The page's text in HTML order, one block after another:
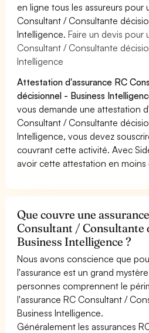
en ligne tous les assureurs pour
Consultant / Consultante
Intelligence.Faire un devis pour
Consultant / Consultante
Intelligence
Attestation d'assurance RC
décisionnel - Business
vous demande une attestation
Consultant / Consultante
Intelligence, vous devez
couvrant cette activité. Avec
avoir cette attestation en moins
Que couvre une
Consultant / Consultante
Business Intelligence ?
Nous avons conscience que
l'assurance est un grand
personnes comprennent le
l'assurance RC Consultant /
Business Intelligence.
Généralement les assurances